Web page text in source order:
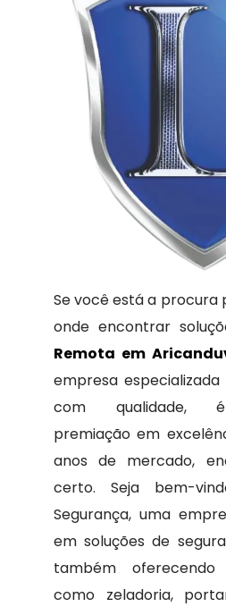
Se você está a procura
onde encontrar
Remota em
empresa
com qualidade,
premiação em
anos de mercado,
certo. Seja bem-
Segurança, uma
em soluções de
também oferecendo
como zeladoria,